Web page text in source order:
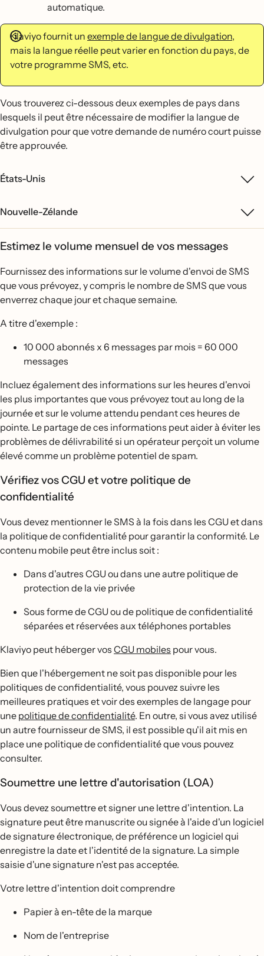
automatique.
Klaviyo fournit un exemple de langue de divulgation,
mais la langue réelle peut varier en fonction du pays, de
votre programme SMS, etc.
Vous trouverez ci-dessous deux exemples de pays dans
lesquels il peut être nécessaire de modifier la langue de
divulgation pour que votre demande de numéro court puisse
être approuvée.
États-Unis
Nouvelle-Zélande
Estimez le volume mensuel de vos messages
Fournissez des informations sur le volume d'envoi de SMS
que vous prévoyez, y compris le nombre de SMS que vous
enverrez chaque jour et chaque semaine.
A titre d'exemple :
10 000 abonnés x 6 messages par mois = 60 000
messages
Incluez également des informations sur les heures d'envoi
les plus importantes que vous prévoyez tout au long de la
journée et sur le volume attendu pendant ces heures de
pointe. Le partage de ces informations peut aider à éviter les
problèmes de délivrabilité si un opérateur perçoit un volume
élevé comme un problème potentiel de spam.
Vérifiez vos CGU et votre politique de
confidentialité
Vous devez mentionner le SMS à la fois dans les CGU et dans
la politique de confidentialité pour garantir la conformité. Le
contenu mobile peut être inclus soit :
Dans d'autres CGU ou dans une autre politique de
protection de la vie privée
Sous forme de CGU ou de politique de confidentialité
séparées et réservées aux téléphones portables
Klaviyo peut héberger vos CGU mobiles pour vous.
Bien que l'hébergement ne soit pas disponible pour les
politiques de confidentialité, vous pouvez suivre les
meilleures pratiques et voir des exemples de langage pour
une politique de confidentialité. En outre, si vous avez utilisé
un autre fournisseur de SMS, il est possible qu'il ait mis en
place une politique de confidentialité que vous pouvez
consulter.
Soumettre une lettre d'autorisation (LOA)
Vous devez soumettre et signer une lettre d'intention. La
signature peut être manuscrite ou signée à l'aide d'un logiciel
de signature électronique, de préférence un logiciel qui
enregistre la date et l'identité de la signature. La simple
saisie d'une signature n'est pas acceptée.
Votre lettre d'intention doit comprendre
Papier à en-tête de la marque
Nom de l'entreprise